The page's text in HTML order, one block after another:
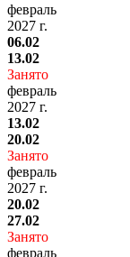
февраль
2027 г.
06.02
13.02
Занято
февраль
2027 г.
13.02
20.02
Занято
февраль
2027 г.
20.02
27.02
Занято
февраль